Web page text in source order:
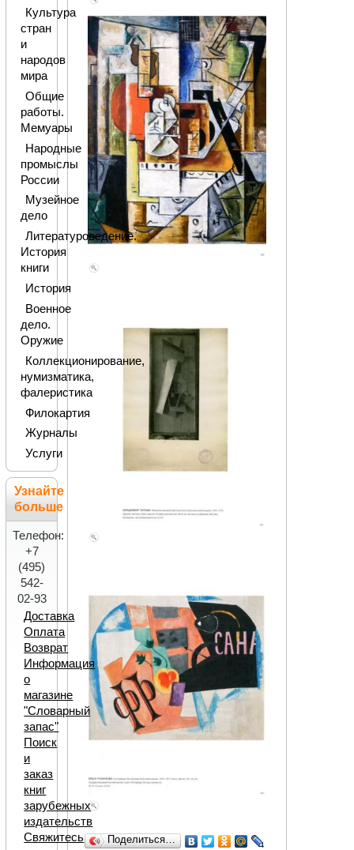
Поделиться…
Культура
стран
и
народов
мира
Общие
работы.
Мемуары
Народные
промыслы
России
Музейное
дело
Литературоведение.
История
книги
История
Военное
дело.
Оружие
Коллекционирование,
нумизматика,
фалеристика
Филокартия
Журналы
Услуги
Узнайте
больше
Телефон:
+7
(495)
542-
02-93
Доставка
Оплата
Возврат
Информация
о
магазине
"Словарный
запас"
Поиск
и
заказ
книг
зарубежных
издательств
Свяжитесь